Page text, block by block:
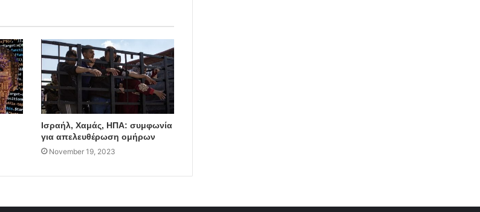
Ισραήλ, Χαμάς, ΗΠΑ: συμφωνία
για απελευθέρωση ομήρων
November 19, 2023